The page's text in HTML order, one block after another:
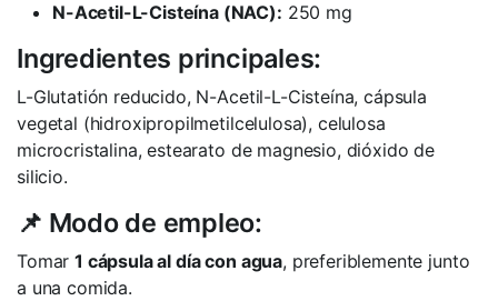
N-Acetil-L-Cisteína (NAC): 250 mg
Ingredientes principales:
L-Glutatión reducido, N-Acetil-L-Cisteína, cápsula
vegetal (hidroxipropilmetilcelulosa), celulosa
microcristalina, estearato de magnesio, dióxido de
silicio.
📌 Modo de empleo:
Tomar1 cápsula al día con agua, preferiblemente junto
a una comida.